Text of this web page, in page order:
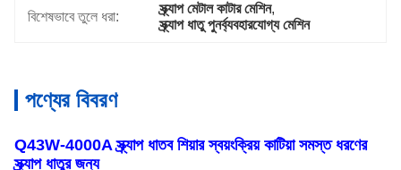
বিশেষভাবে তুলে ধরা:
স্ক্র্যাপ মেটাল কাটার মেশিন,
স্ক্র্যাপ ধাতু পুনর্ব্যবহারযোগ্য মেশিন
পণ্যের বিবরণ
Q43W-4000A স্ক্র্যাপ ধাতব শিয়ার স্বয়ংক্রিয় কাটিয়া সমস্ত ধরণের
স্ক্র্যাপ ধাতুর জন্য